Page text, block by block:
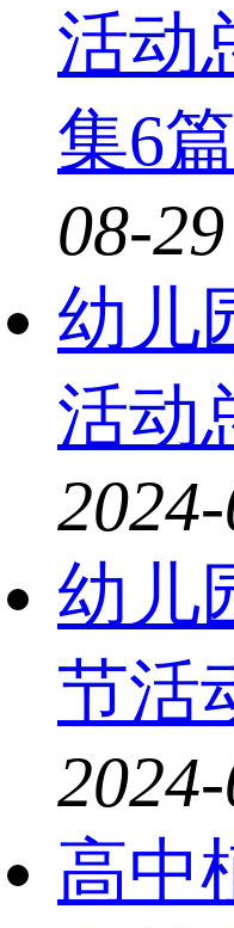
活动
集6篇
08-29
幼儿
活动
幼儿
节活
高中